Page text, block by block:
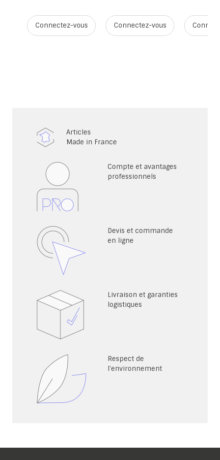
Connectez-vous
Connectez-vous
Articles
Made in France
Compte et avantages
professionnels
Devis et commande
en ligne
Livraison et garanties
logistiques
Respect de
l'environnement